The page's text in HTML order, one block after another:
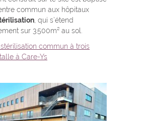
commun aux hôpitaux
, qui s’étend
sur 3.500m² au sol.
commun à trois
à Care-Ys